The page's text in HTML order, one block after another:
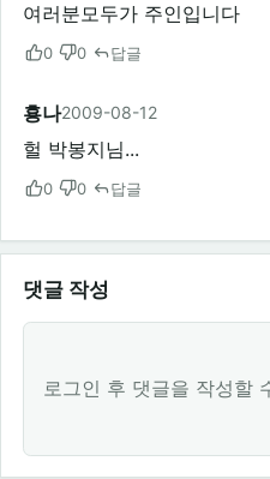
여러분모두가 주인입니다
0 0 답글
횽나2009-08-12
헐 박봉지님...
0 0 답글
댓글 작성
로그인 후 댓글을 작성할